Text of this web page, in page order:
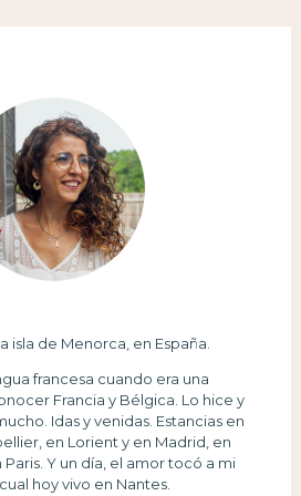
isla de Menorca, en España.
francesa cuando era una
Francia y Bélgica. Lo hice y
Idas y venidas. Estancias en
en Lorient y en Madrid, en
Y un día, el amor tocó a mi
hoy vivo en Nantes.